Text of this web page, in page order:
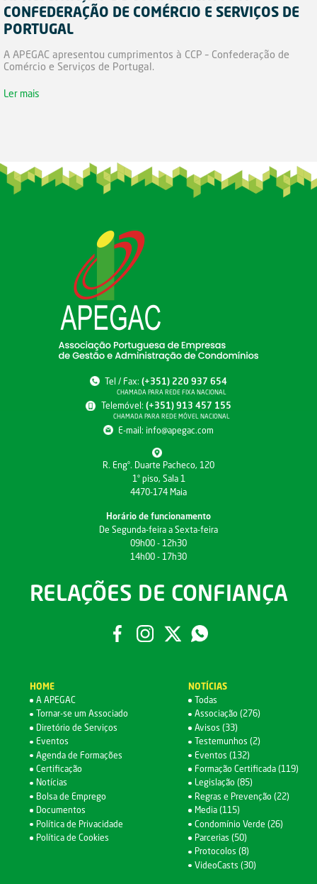
CONFEDERAÇÃO DE COMÉRCIO E SERVIÇOS DE
PORTUGAL
A APEGAC apresentou cumprimentos à CCP – Confederação de
Comércio e Serviços de Portugal.
Ler mais
Tel / Fax:(+351) 220 937 654
CHAMADA PARA REDE FIXA NACIONAL
Telemóvel: (+351) 913 457 155
CHAMADA PARA REDE MÓVEL NACIONAL
E-mail: info@apegac.com
R. Engº. Duarte Pacheco, 120
1º piso, Sala 1
4470-174 Maia
Horário de funcionamento
De Segunda-feira a Sexta-feira
09h00 - 12h30
14h00 - 17h30
RELAÇÕES DE CONFIANÇA
HOME
A APEGAC
Tornar-se um Associado
Diretório de Serviços
Eventos
Agenda de Formações
Certificação
Notícias
Bolsa de Emprego
Documentos
Política de Privacidade
Política de Cookies
NOTÍCIAS
Todas
Associação (276)
Avisos (33)
Testemunhos (2)
Eventos (132)
Formação Certificada (119)
Legislação (85)
Regras e Prevenção (22)
Media (115)
Condomínio Verde (26)
Parcerias (50)
Protocolos (8)
VideoCasts (30)